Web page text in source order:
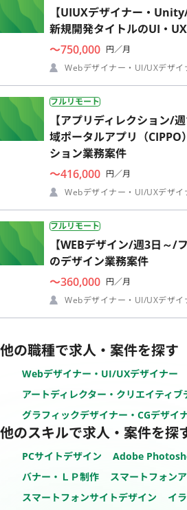
【UIUXデザイナー・
新規開発タイトルのUI・
〜750,000 円／月
Webデザイナー・UI/UXデザイ
フルリモート
【アプリディレクション/
域ポータルアプリ（CIPPO
ション業務案件
〜416,000 円／月
Webデザイナー・UI/UXデザイ
フルリモート
【WEBデザイン/週3日～/
のデザイン業務案件
〜360,000 円／月
Webデザイナー・UI/UXデザイ
他の職種で求人・案件を探す
Webデザイナー・UI/UXデザイナー
アートディレクター・クリエイティブ
グラフィックデザイナー・CGデザイ
他のスキルで求人・案件を探
PCサイトデザイン Adobe
バナー・ＬＰ制作
スマートフォン
スマートフォンサイトデザイン
イ